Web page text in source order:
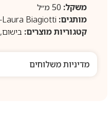
משקל:50 מ״ל
מותגים: Laura Biagiotti-לאורה ביאגיוטי
קטגוריות מוצרים: בישום,
מדיניות משלוחים